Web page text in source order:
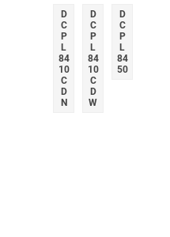
D
C
P
L
84
10
C
D
N
D
C
P
L
84
10
C
D
W
D
C
P
L
84
50